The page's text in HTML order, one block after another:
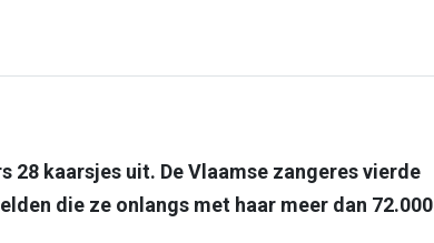
28 kaarsjes uit. De Vlaamse zangeres vierde
die ze onlangs met haar meer dan 72.000